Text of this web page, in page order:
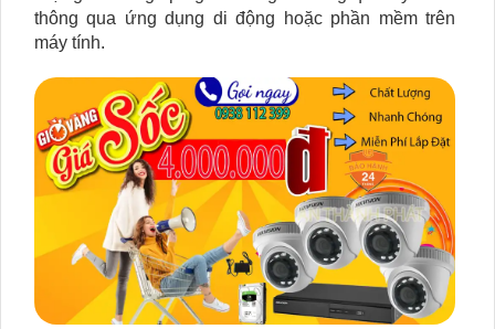
thông qua ứng dụng di động hoặc phần mềm trên
máy tính.